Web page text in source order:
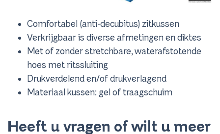
Comfortabel (anti-decubitus) zitkussen
Verkrijgbaar is diverse afmetingen en diktes
Met of zonder stretchbare, waterafstotende
hoes met ritssluiting
Drukverdelend en/of drukverlagend
Materiaal kussen: gel of traagschuim
Heeft u vragen of wilt u meer